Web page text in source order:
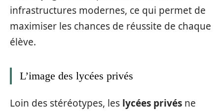
infrastructures modernes, ce qui permet de
maximiser les chances de réussite de chaque
élève.
L’image des lycées privés
Loin des stéréotypes, les lycées privés ne